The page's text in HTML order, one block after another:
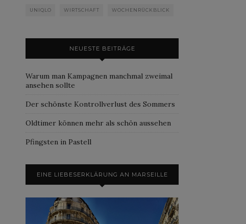
UNIQLO WIRTSCHAFT WOCHENRÜCKBLICK
NEUESTE BEITRÄGE
Warum man Kampagnen manchmal zweimal
ansehen sollte
Der schönste Kontrollverlust des Sommers
Oldtimer können mehr als schön aussehen
Pfingsten in Pastell
EINE LIEBESERKLÄRUNG AN MARSEILLE